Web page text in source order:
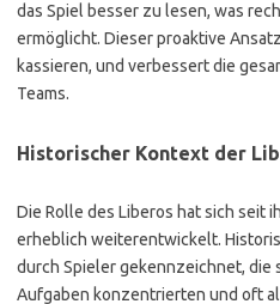
das Spiel besser zu lesen, was
ermöglicht. Dieser proaktive
kassieren, und verbessert die
Teams.
Historischer Kontext der
Die Rolle des Liberos hat sich seit
erheblich weiterentwickelt.
durch Spieler gekennzeichnet, die
Aufgaben konzentrierten und oft